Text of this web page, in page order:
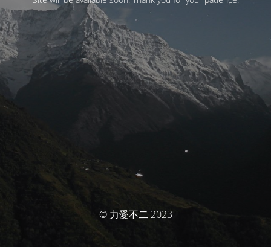
© 力愛不二 2023